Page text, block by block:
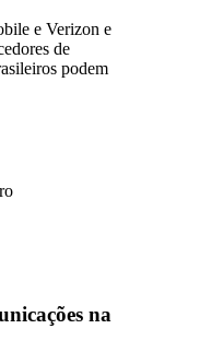
e Verizon e
de
podem
na